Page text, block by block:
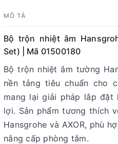
MÔ TẢ
Bộ trộn nhiệt âm
Set) | Mã 01500180
Bộ trộn nhiệt âm tường
nền tảng tiêu chuẩn cho
mang lại giải pháp lắp
lợi. Sản phẩm tương thích
Hansgrohe và AXOR, phù
nâng cấp phòng tắm.